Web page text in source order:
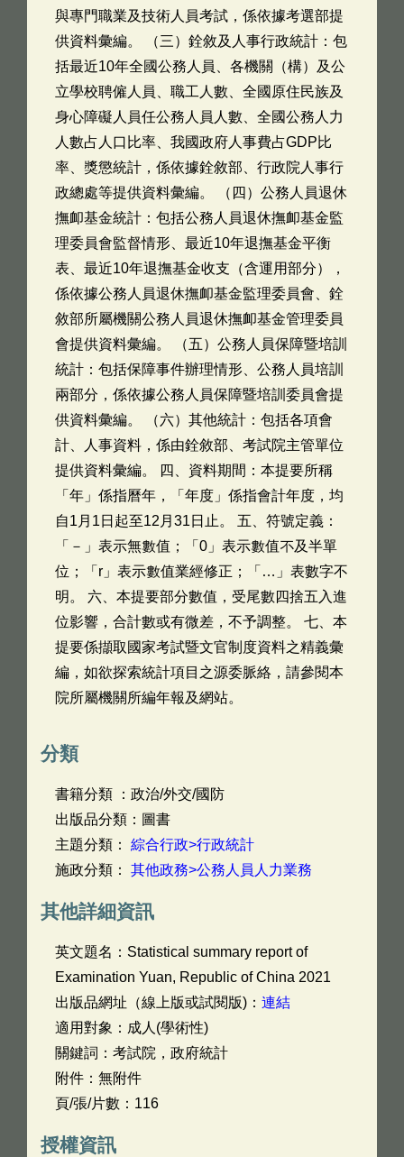
與專門職業及技術人員考試，係依據考選部提
供資料彙編。 （三）銓敘及人事行政統計：包
括最近10年全國公務人員、各機關（構）及公
立學校聘僱人員、職工人數、全國原住民族及
身心障礙人員任公務人員人數、全國公務人力
人數占人口比率、我國政府人事費占GDP比
率、獎懲統計，係依據銓敘部、行政院人事行
政總處等提供資料彙編。 （四）公務人員退休
撫卹基金統計：包括公務人員退休撫卹基金監
理委員會監督情形、最近10年退撫基金平衡
表、最近10年退撫基金收支（含運用部分），
係依據公務人員退休撫卹基金監理委員會、銓
敘部所屬機關公務人員退休撫卹基金管理委員
會提供資料彙編。 （五）公務人員保障暨培訓
統計：包括保障事件辦理情形、公務人員培訓
兩部分，係依據公務人員保障暨培訓委員會提
供資料彙編。 （六）其他統計：包括各項會
計、人事資料，係由銓敘部、考試院主管單位
提供資料彙編。 四、資料期間：本提要所稱
「年」係指曆年，「年度」係指會計年度，均
自1月1日起至12月31日止。 五、符號定義：
「－」表示無數值；「0」表示數值不及半單
位；「r」表示數值業經修正；「…」表數字不
明。 六、本提要部分數值，受尾數四捨五入進
位影響，合計數或有微差，不予調整。 七、本
提要係擷取國家考試暨文官制度資料之精義彙
編，如欲探索統計項目之源委脈絡，請參閱本
院所屬機關所編年報及網站。
分類
書籍分類 ：政治/外交/國防
出版品分類：圖書
主題分類： 綜合行政>行政統計
施政分類： 其他政務>公務人員人力業務
其他詳細資訊
英文題名： Statistical summary report of
Examination Yuan, Republic of China 2021
出版品網址（線上版或試閱版)： 連結
適用對象：成人(學術性)
關鍵詞：考試院，政府統計
附件：無附件
頁/張/片數：116
授權資訊